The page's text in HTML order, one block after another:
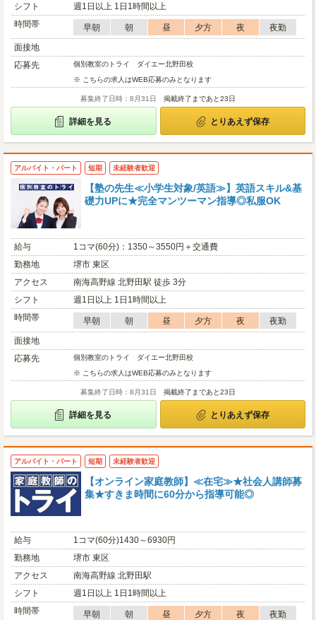
シフト
週1日以上 1日1時間以上
時間帯
早朝 朝 昼 夕方 夜
夜勤
面接地
応募先
個別教室のトライ ダイエー北野田校
※ こちらの求人はWEB応募のみとなります
募集終了日時：8月31日 掲載終了まであと23日
詳細を見る とりあえず保存
アルバイト・パート 短期 未経験者歓迎
【塾の先生≪小学生対象/英語≫】英語スキル&基
礎力UPに★完全マンツーマン指導◎私服OK
給与
1コマ(60分)：1350～3550円＋交通費
勤務地
堺市 東区
アクセス
南海高野線 北野田駅 徒歩 3分
シフト
週1日以上 1日1時間以上
時間帯
早朝 朝 昼 夕方 夜
夜勤
面接地
応募先
個別教室のトライ ダイエー北野田校
※ こちらの求人はWEB応募のみとなります
募集終了日時：8月31日 掲載終了まであと23日
詳細を見る とりあえず保存
アルバイト・パート 短期 未経験者歓迎
【オンライン家庭教師】≪在宅≫★社会人講師募
集★すきま時間に60分から指導可能◎
給与
1コマ(60分)1430～6930円
勤務地
堺市 東区
アクセス
南海高野線 北野田駅
シフト
週1日以上 1日1時間以上
時間帯
早朝 朝 昼 夕方 夜
夜勤